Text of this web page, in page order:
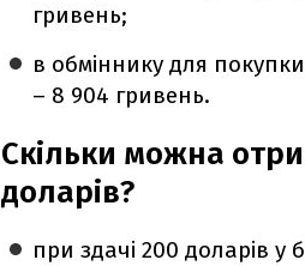
гривень;
в обміннику для
– 8 904 гривень.
Скільки можна
доларів?
при здачі 200 доларів